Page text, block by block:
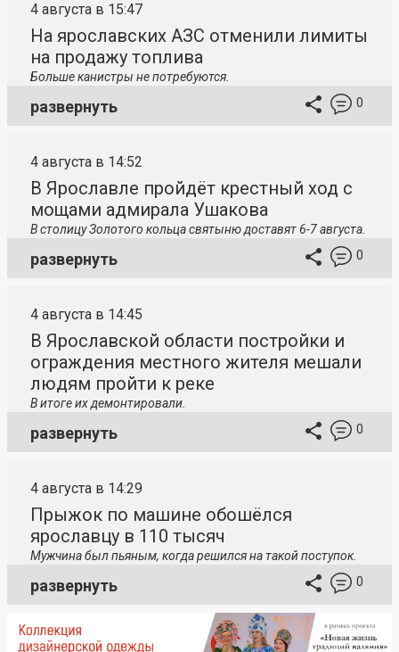
4 августа в 15:47
На ярославских АЗС отменили лимиты
на продажу топлива
Больше канистры не потребуются.
развернуть 0
4 августа в 14:52
В Ярославле пройдёт крестный ход с
мощами адмирала Ушакова
В столицуЗолотого кольца святыню доставят 6-7 августа.
развернуть 0
4 августа в 14:45
В Ярославской области постройки и
ограждения местного жителя мешали
людям пройти к реке
В итоге их демонтировали.
развернуть 0
4 августа в 14:29
Прыжок по машине обошёлся
ярославцу в 110 тысяч
Мужчина был пьяным, когда решился на такой поступок.
развернуть 0